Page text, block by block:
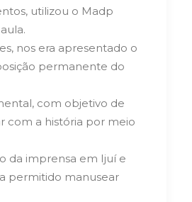
utilizou o Madp
nos era apresentado o
permanente do
com objetivo de
com a história por meio
da imprensa em Ijuí e
permitido manusear